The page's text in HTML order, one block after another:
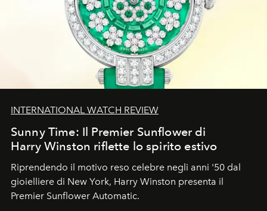
INTERNATIONAL WATCH REVIEW
Sunny Time: Il Premier Sunflower di
Harry Winston riflette lo spirito estivo
Riprendendo il motivo reso celebre negli anni '50 dal
gioielliere di New York, Harry Winston presenta il
Premier Sunflower Automatic.